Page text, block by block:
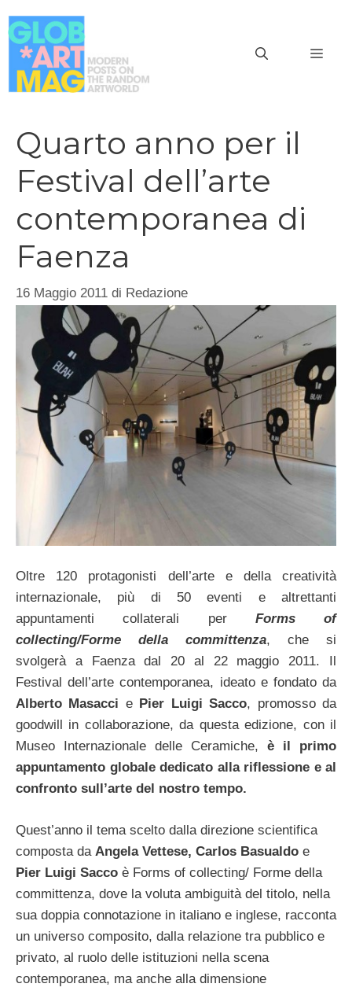
al
contenuto
Quarto anno per il
Festival dell’arte
contemporanea di
Faenza
16 Maggio 2011 di Redazione
Oltre 120 protagonisti dell’arte e della creatività
internazionale, più di 50 eventi e altrettanti
appuntamenti collaterali per Forms of
collecting/Forme della committenza, che si
svolgerà a Faenza dal 20 al 22 maggio 2011. Il
Festival dell’arte contemporanea, ideato e fondato da
Alberto Masacci e Pier Luigi Sacco, promosso da
goodwill in collaborazione, da questa edizione, con il
Museo Internazionale delle Ceramiche, è il primo
appuntamento globale dedicato alla riflessione e al
confronto sull’arte del nostro tempo.
Quest’anno il tema scelto dalla direzione scientifica
composta da Angela Vettese, Carlos Basualdo e
Pier Luigi Sacco è Forms of collecting/ Forme della
committenza, dove la voluta ambiguità del titolo, nella
sua doppia connotazione in italiano e inglese, racconta
un universo composito, dalla relazione tra pubblico e
privato, al ruolo delle istituzioni nella scena
contemporanea, ma anche alla dimensione